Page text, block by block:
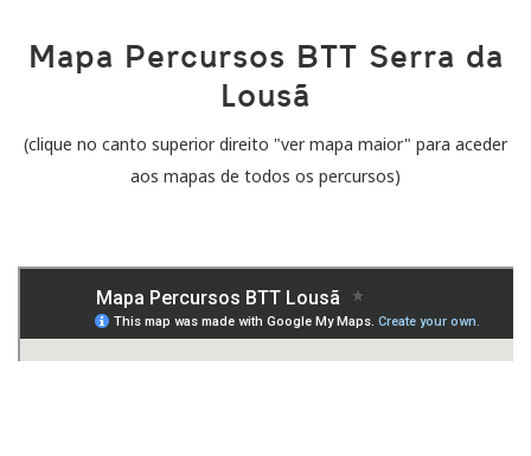
Mapa Percursos BTT Serra da
Lousã
(clique no canto superior direito "ver mapa maior" para aceder
aos mapas de todos os percursos)